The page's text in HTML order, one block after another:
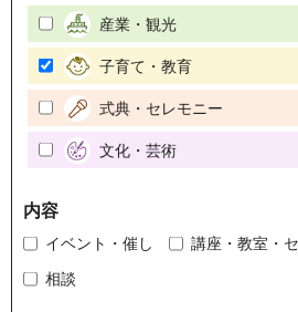
産業・観光
子育て・教育
式典・セレモニー
文化・芸術
内容
イベント・催し 講座・教室・
相談